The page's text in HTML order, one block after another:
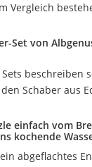
Vergleich
Set von
beschreiben
Schaber aus
einfach vom
kochende
abgeflachtes